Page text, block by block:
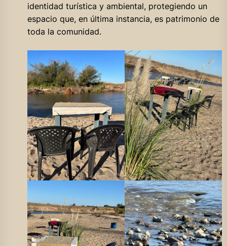
identidad turística y ambiental, protegiendo un
espacio que, en última instancia, es patrimonio de
toda la comunidad.